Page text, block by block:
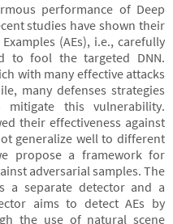
performance of Deep
studies have shown their
(AEs), i.e., carefully
to fool the targeted DNN.
with many effective attacks
many defenses strategies
this vulnerability.
their effectiveness against
generalize well to different
propose a framework for
adversarial samples. The
a separate detector and a
aims to detect AEs by
the use of natural scene